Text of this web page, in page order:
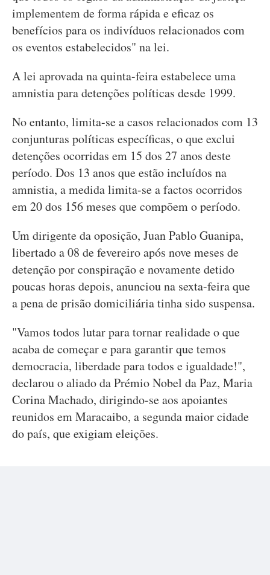
implementem de forma rápida e eficaz os
benefícios para os indivíduos relacionados com
os eventos estabelecidos" na lei.
A lei aprovada na quinta-feira estabelece uma
amnistia para detenções políticas desde 1999.
No entanto, limita-se a casos relacionados com 13
conjunturas políticas específicas, o que exclui
detenções ocorridas em 15 dos 27 anos deste
período. Dos 13 anos que estão incluídos na
amnistia, a medida limita-se a factos ocorridos
em 20 dos 156 meses que compõem o período.
Um dirigente da oposição, Juan Pablo Guanipa,
libertado a 08 de fevereiro após nove meses de
detenção por conspiração e novamente detido
poucas horas depois, anunciou na sexta-feira que
a pena de prisão domiciliária tinha sido suspensa.
"Vamos todos lutar para tornar realidade o que
acaba de começar e para garantir que temos
democracia, liberdade para todos e igualdade!",
declarou o aliado da Prémio Nobel da Paz, Maria
Corina Machado, dirigindo-se aos apoiantes
reunidos em Maracaibo, a segunda maior cidade
do país, que exigiam eleições.